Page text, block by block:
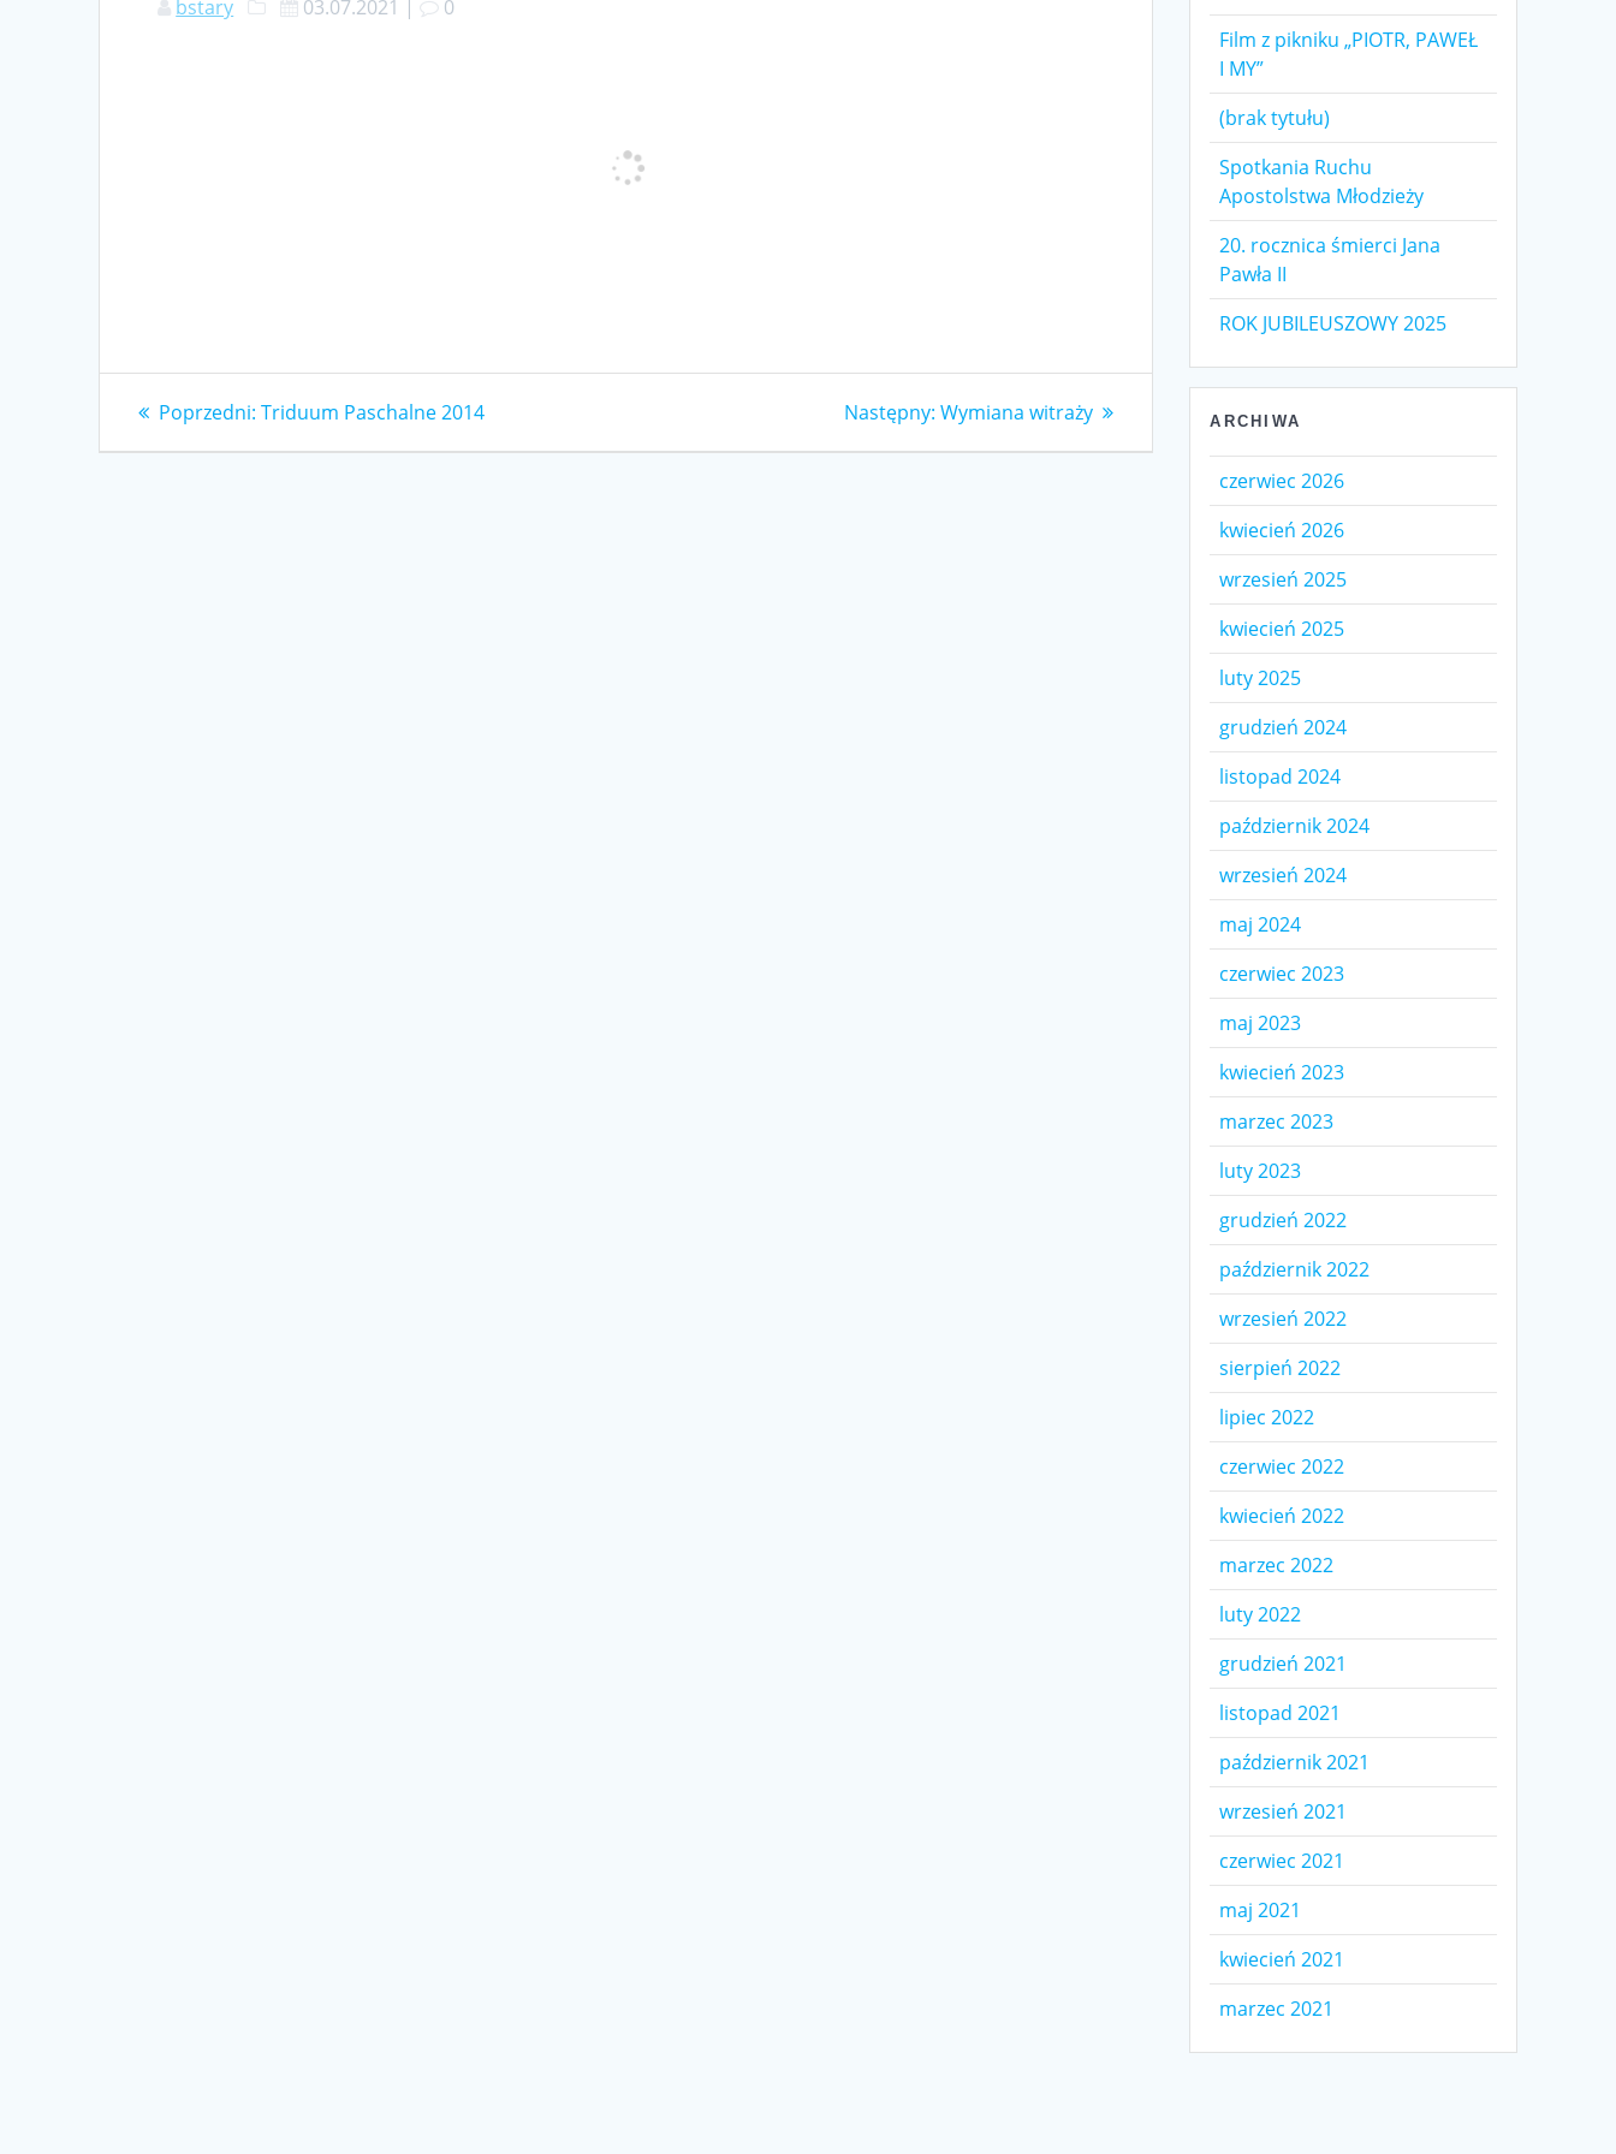
bstary 03.07.2021 | 0
Nawigacja
wpisu
Poprzedni: Poprzedni
Triduum Paschalne 2014 Następny: Następny
Wymiana witraży
Film z pikniku „PIOTR, PAWEŁ
I MY”
(brak tytułu)
Spotkania Ruchu
Apostolstwa Młodzieży
20. rocznica śmierci Jana
Pawła II
ROK JUBILEUSZOWY 2025
ARCHIWA
czerwiec 2026
kwiecień 2026
wrzesień 2025
kwiecień 2025
luty 2025
grudzień 2024
listopad 2024
październik 2024
wrzesień 2024
maj 2024
czerwiec 2023
maj 2023
kwiecień 2023
marzec 2023
luty 2023
grudzień 2022
październik 2022
wrzesień 2022
sierpień 2022
lipiec 2022
czerwiec 2022
kwiecień 2022
marzec 2022
luty 2022
grudzień 2021
listopad 2021
październik 2021
wrzesień 2021
czerwiec 2021
maj 2021
kwiecień 2021
marzec 2021